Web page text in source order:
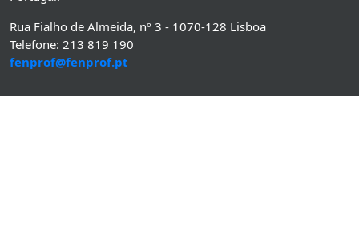
Rua Fialho de Almeida, nº 3 - 1070-128 Lisboa
Telefone: 213 819 190
fenprof@fenprof.pt